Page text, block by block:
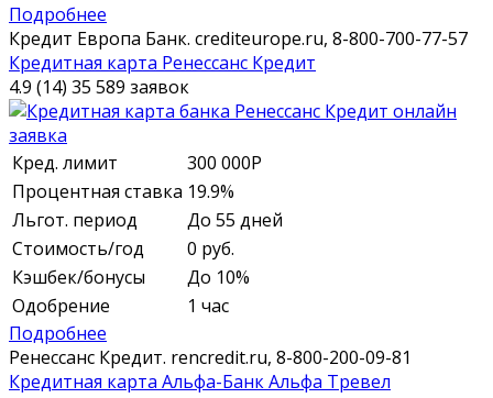
Подробнее
Кредит Европа Банк. crediteurope.ru, 8-800-700-77-57
Кредитная карта Ренессанс Кредит
4.9 (14) 35 589 заявок
Кред. лимит 300 000Р
Процентная ставка 19.9%
Льгот. период
До 55 дней
Стоимость/год
0 руб.
Кэшбек/бонусы
До 10%
Одобрение
1 час
Подробнее
Ренессанс Кредит. rencredit.ru, 8-800-200-09-81
Кредитная карта Альфа-Банк Альфа Тревел